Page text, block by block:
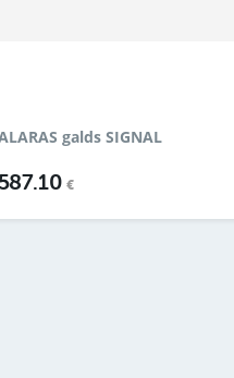
galds SIGNAL
587.10 €